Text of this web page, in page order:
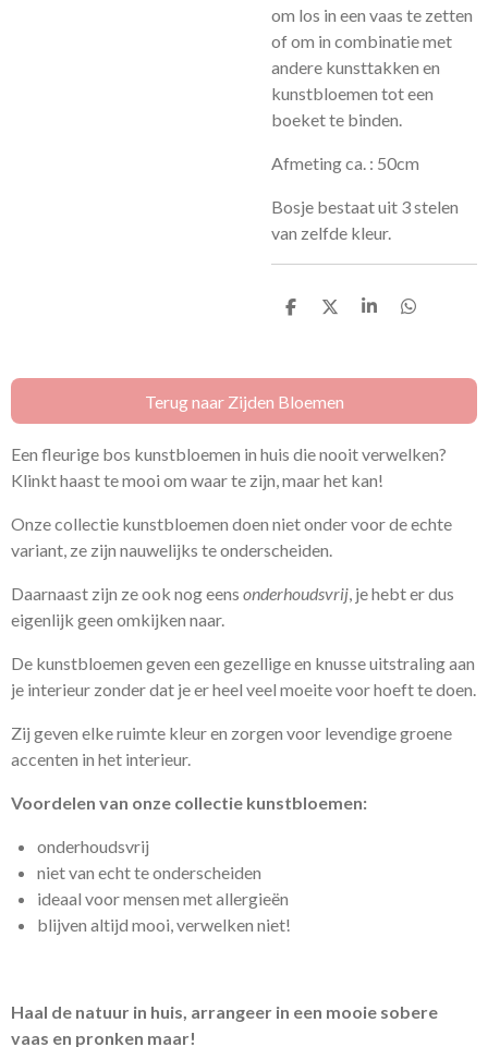
om los in een vaas te zetten
of om in combinatie met
andere kunsttakken en
kunstbloemen tot een
boeket te binden.
Afmeting ca. : 50cm
Bosje bestaat uit 3 stelen
van zelfde kleur.
D
n
D
S
e
D
n
Terug naar Zijden Bloemen
Een fleurige bos kunstbloemen in huis die nooit verwelken?
Klinkt haast te mooi om waar te zijn, maar het kan!
Onze collectie kunstbloemen doen niet onder voor de echte
variant, ze zijn nauwelijks te onderscheiden.
Daarnaast zijn ze ook nog eens onderhoudsvrij, je hebt er dus
eigenlijk geen omkijken naar.
De kunstbloemen geven een gezellige en knusse uitstraling aan
je interieur zonder dat je er heel veel moeite voor hoeft te doen.
Zij geven elke ruimte kleur en zorgen voor levendige groene
accenten in het interieur.
Voordelen van onze collectie kunstbloemen:
onderhoudsvrij
niet van echt te onderscheiden
ideaal voor mensen metallergieën
blijven altijd mooi, verwelken niet!
Haal de natuur in huis, arrangeer in een mooie sobere
vaas en pronken maar!